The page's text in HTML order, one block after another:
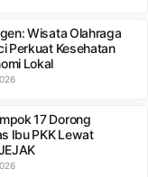
Wisata Olahraga
Perkuat Kesehatan
Lokal
17 Dorong
Ibu PKK Lewat